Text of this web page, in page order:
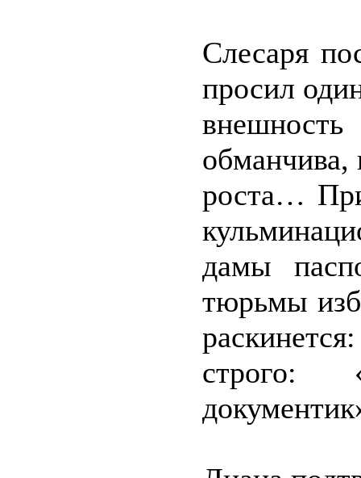
Слесаря
просил
роста…
дамы
тюрьмы
строго: